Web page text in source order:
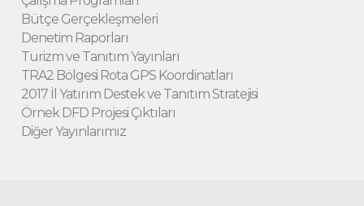
Bütçe Gerçekleşmeleri
Denetim Raporları
Turizm ve Tanıtım Yayınları
TRA2 Bölgesi Rota GPS Koordinatları
2017 İl Yatırım Destek ve Tanıtım Stratejisi
Örnek DFD Projesi Çıktıları
Diğer Yayınlarımız